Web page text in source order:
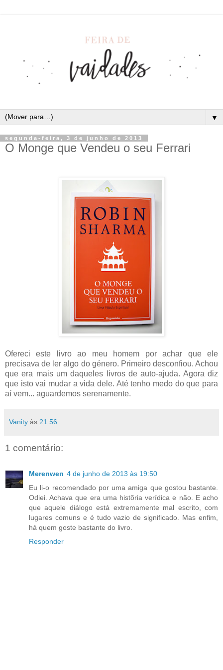
▼
segunda-feira, 3 de junho de 2013
O Monge que Vendeu o seu Ferrari
Ofereci este livro ao meu homem por achar que ele
precisava de ler algo do género. Primeiro desconfiou. Achou
que era mais um daqueles livros de auto-ajuda. Agora diz
que isto vai mudar a vida dele. Até tenho medo do que para
aí vem... aguardemos serenamente.
Vanity às 21:56
1 comentário:
Merenwen 4 de junho de 2013 às 19:50
Eu li-o recomendado por uma amiga que gostou bastante.
Odiei. Achava que era uma histõria verídica e não. E acho
que aquele diálogo está extremamente mal escrito, com
lugares comuns e é tudo vazio de significado. Mas enfim,
há quem goste bastante do livro.
Responder